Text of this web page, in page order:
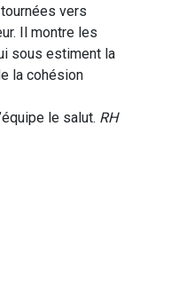
vers
Il montre les
sous estiment la
la cohésion
le salut. RH